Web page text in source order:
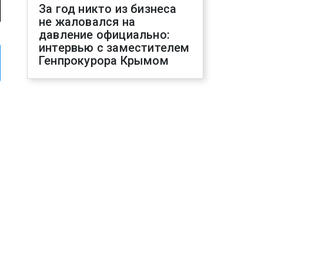
За год никто из бизнеса
не жаловался на
давление официально:
интервью с заместителем
Генпрокурора Крымом